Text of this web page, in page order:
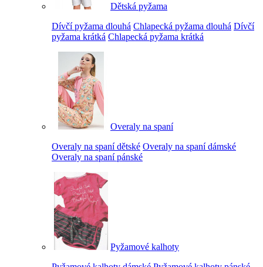
Dětská pyžama
Dívčí pyžama dlouhá Chlapecká pyžama dlouhá Dívčí
pyžama krátká Chlapecká pyžama krátká
Overaly na spaní
Overaly na spaní dětské Overaly na spaní dámské
Overaly na spaní pánské
Pyžamové kalhoty